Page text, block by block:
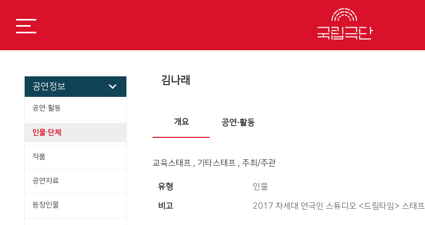
공연정보
공연·활동
인물·단체
작품
공연자료
등장인물
김나래
개요 공연·활동
교육스태프 , 기타스태프 , 주최/주관
유형 인물
비고 2017 차세대 연극인 스튜디오 <드림타임> 스태프